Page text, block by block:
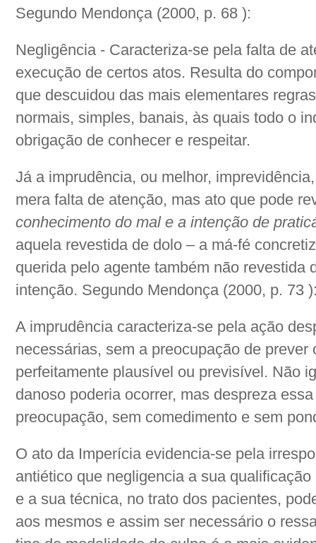
Segundo Mendonça (2000, p. 68 ):
Negligência - Caracteriza-se pela falta de
execução de certos atos. Resulta do
que descuidou das mais elementares
normais, simples, banais, às quais todo o
obrigação de conhecer e respeitar.
Já a imprudência, ou melhor,
mera falta de atenção, mas ato que pode
conhecimento do mal e a intenção de
aquela revestida de dolo – a má-fé
querida pelo agente também não revestida
intenção. Segundo Mendonça (2000, p. 73
A imprudência caracteriza-se pela ação
necessárias, sem a preocupação de prever
perfeitamente plausível ou previsível. Não
danoso poderia ocorrer, mas despreza
preocupação, sem comedimento e sem
O ato da Imperícia evidencia-se pela
antiético que negligencia a sua
e a sua técnica, no trato dos pacientes,
aos mesmos e assim ser necessário o